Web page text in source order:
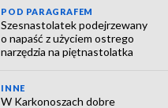
POD PARAGRAFEM
Szesnastolatek podejrzewany
o napaść z użyciem ostrego
narzędzia na piętnastolatka
INNE
W Karkonoszach dobre